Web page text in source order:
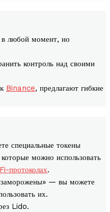
любой момент, но
контроль над своими
Binance, предлагают гибкие
специальные токены
можно использовать
протоколах.
— вы можете
их.
Lido.